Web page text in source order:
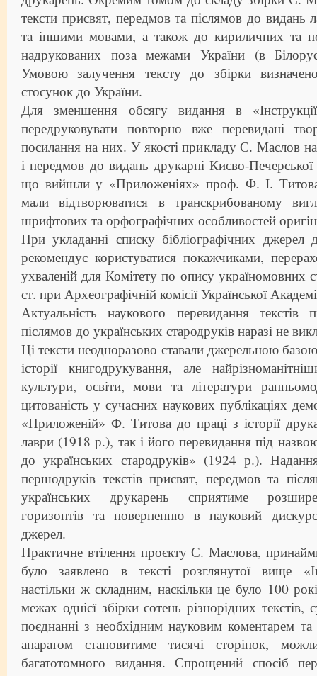
тексти присвят, передмов та післямов до видань
та іншими мовами, а також до кириличних та
надрукованих поза межами України (в
Умовою залучення тексту до збірки
стосунок до України.
Для зменшення обсягу видання в
передруковувати повторно вже перевидані
посилання на них. У якості прикладу С. Маслов
і передмов до видань друкарні Києво-
що вийшли у «Приложеніях» проф. Ф. І.
мали відтворюватися в транскрибованому
шрифтових та орфографічних особливостей
При укладанні списку бібліографічних
рекомендує користуватися покажчиками,
ухваленій для Комітету по опису
ст. при Археографічній комісії Української
Актуальність наукового перевидання текстів
післямов до українських стародруків наразі не
Ці тексти неодноразово ставали джерельною
історії книгодрукування, але
культури, освіти, мови та літератури
цитованість у сучасних наукових публікаціях
«Приложеній» Ф. Титова до праці з історії
лаври (1918 р.), так і його перевидання під
до українських стародруків» (1924 р.).
першодруків текстів присвят, передмов та
українських друкарень сприятиме
горизонтів та поверненню в науковий
джерел.
Практичне втілення проєкту С. Маслова,
було заявлено в тексті розглянутої вище
настільки ж складним, наскільки це було 100
межах однієї збірки сотень різнорідних
поєднанні з необхідним науковим коментарем
апаратом становитиме тисячі сторінок,
багатотомного видання. Спрощений спосіб